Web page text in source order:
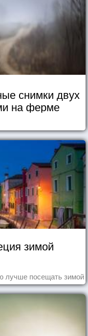
снимки двух
на ферме
зимой
лучше посещать зимой